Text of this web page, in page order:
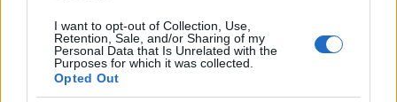
I want to opt-out of Collection, Use,
Retention, Sale, and/or Sharing of my
Personal Data that Is Unrelated with the
Purposes for which it was collected.
Opted Out
“Ad una giovane pugile è stato appena portato via
tutto ciò per cui aveva lavorato e si era allenata,
perché avete permesso ad un maschio di salire
sul ring con lei. Siete una vergogna, la vostra